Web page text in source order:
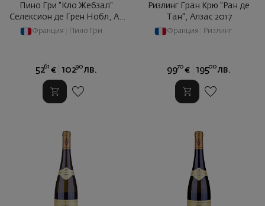
Пино Гри "Кло Жебзал"
Селексион де Грен Нобл, Ал
... 2017
Франция Пино Гри
5261 € 10290 лв.
Ризлинг Гран Крю "Ран де
Тан", Алзас 2017
Франция Ризлинг
9970 € 19500 лв.